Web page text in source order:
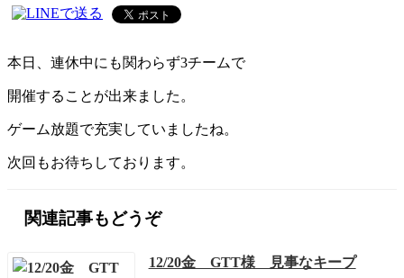
本日、連休中にも関わらず3チームで
開催することが出来ました。
ゲーム放題で充実していましたね。
次回もお待ちしております。
関連記事もどうぞ
12/20金 GTT様 見事なキープ